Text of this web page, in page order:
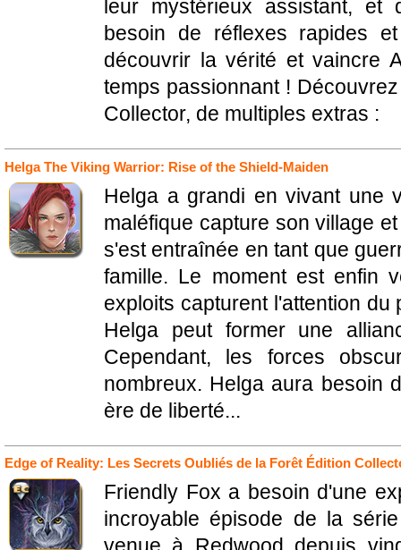
leur mystérieux assistant,
besoin de réflexes rapides
découvrir la vérité et vaincre
temps passionnant !
Collector, de multiples extras :
Helga The Viking Warrior: Rise of the Shield-Maiden
Helga a grandi en vivant une
maléfique capture son village
s'est entraînée en tant que
famille. Le moment est enfin
exploits capturent l'attention
Helga peut former une
Cependant, les forces
nombreux. Helga aura besoin
ère de liberté...
Edge of Reality: Les Secrets Oubliés de la Forêt Édition
Friendly Fox a besoin d'une
incroyable épisode de la